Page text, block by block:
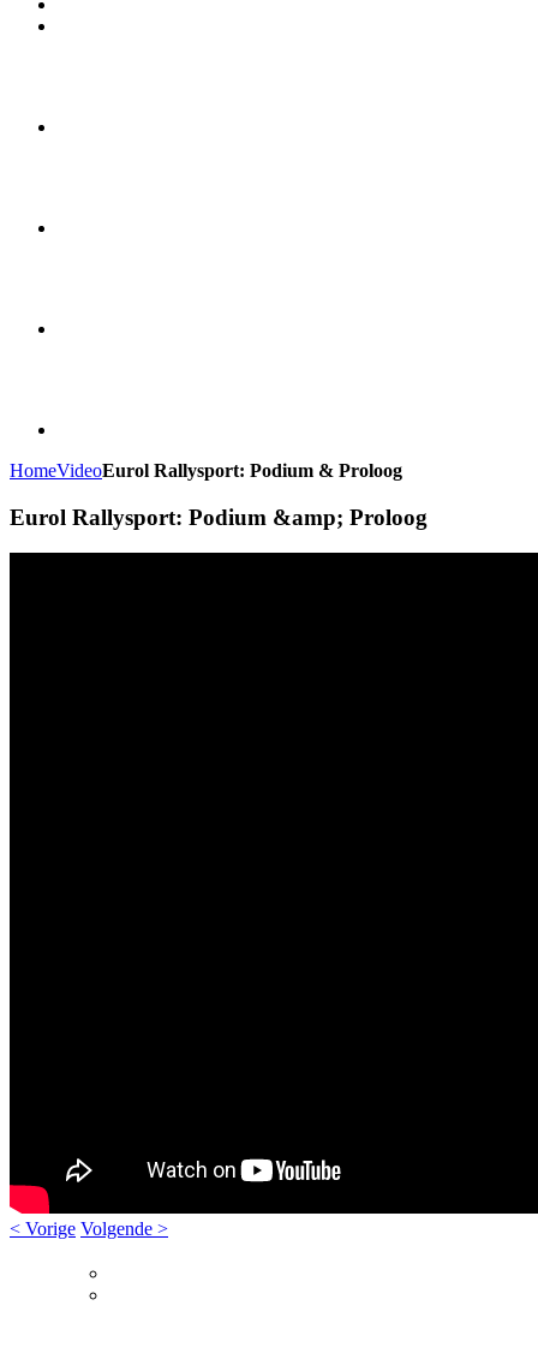
HomeVideoEurol Rallysport: Podium & Proloog
Eurol Rallysport: Podium &amp; Proloog
< Vorige Volgende >